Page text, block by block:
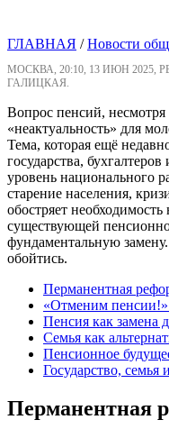
ГЛАВНАЯ /Новости
МОСКВА, 20:10, 13 ИЮН 2025,
ГАЛИЦКАЯ.
Вопрос пенсий,
«неактуальность» для
Тема, которая ещё
государства,
уровень национального
старение населения,
обостряет
существующей
фундаментальную
обойтись.
Перманентная
«Отменим
Пенсия как замена
Семья как
Пенсионное
Государство,
Перманентная